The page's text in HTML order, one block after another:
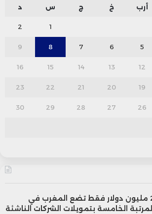
أرب خ ج س د
1
2
5
6
7
8
9
12
13
14
15
16
19
20
21
22
23
26
27
28
29
30
2 مليون دولار فقط تضع المغرب في
المرتبة الخامسة بتمويلات الشركات الناشئة